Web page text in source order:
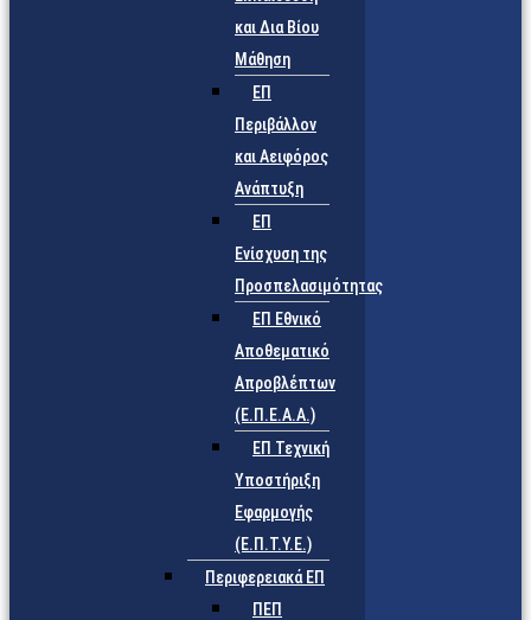
και Δια Βίου
Μάθηση
ΕΠ
Περιβάλλον
και Αειφόρος
Ανάπτυξη
ΕΠ
Ενίσχυση της
Προσπελασιμότητας
ΕΠ Εθνικό
Αποθεματικό
Απροβλέπτων
(Ε.Π.Ε.Α.Α.)
ΕΠ Τεχνική
Υποστήριξη
Εφαρμογής
(Ε.Π.Τ.Υ.Ε.)
Περιφερειακά ΕΠ
ΠΕΠ